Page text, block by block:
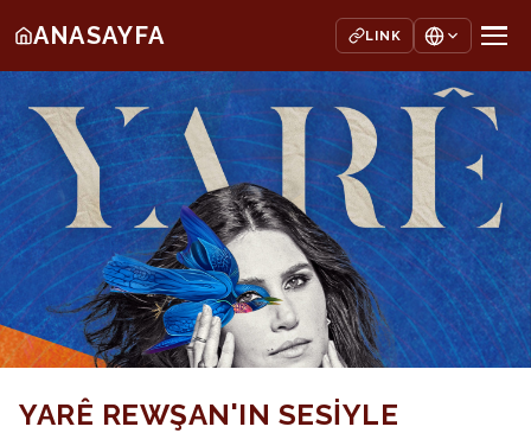
ANASAYFA LINK
YARÊ REWŞAN'IN SESİYLE